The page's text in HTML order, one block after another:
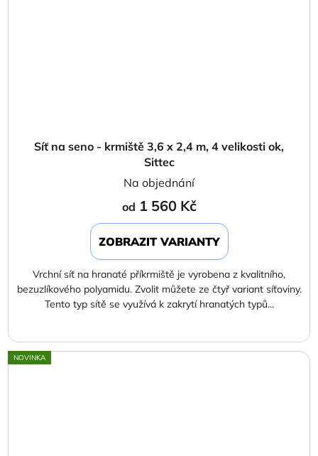
Síť na seno - krmiště 3,6 x 2,4 m, 4 velikosti ok,
Sittec
Na objednání
od 1 560 Kč
ZOBRAZIT VARIANTY
Vrchní síť na hranaté příkrmiště je vyrobena z kvalitního,
bezuzlíkového polyamidu. Zvolit můžete ze čtyř variant síťoviny.
Tento typ sítě se využívá k zakrytí hranatých typů...
NOVINKA